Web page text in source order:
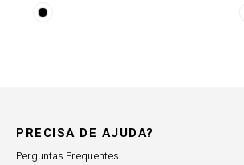
Renda
PRECISA DE AJUDA?
Perguntas Frequentes